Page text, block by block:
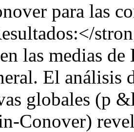
para las
las medias
El análisis
globales (p
Conover)